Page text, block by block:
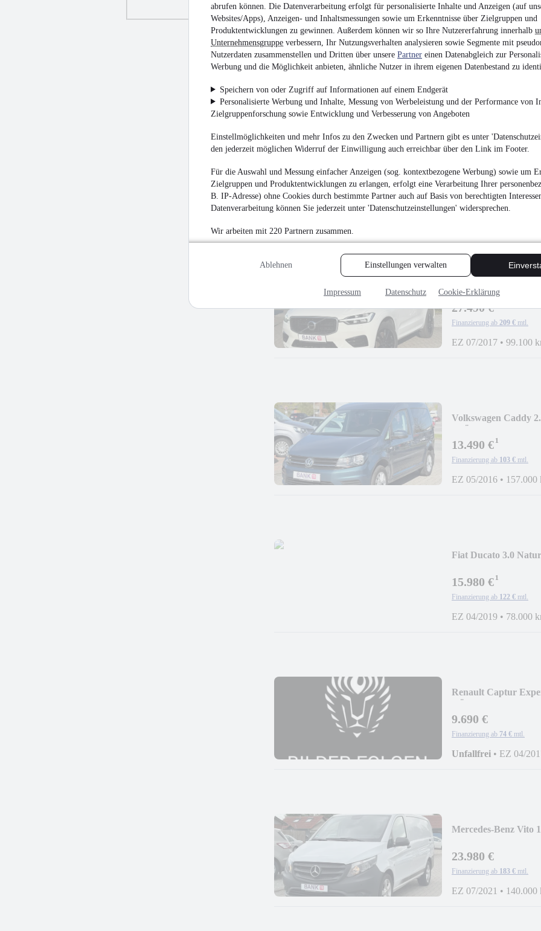
abrufen können. Die Datenverarbeitung erfolgt für personalisierte Inhalte und Anzeigen (auf
Websites/Apps), Anzeigen- und Inhaltsmessungen sowie um Erkenntnisse über Zielgruppen und
Produktentwicklungen zu gewinnen. Außerdem können wir so Ihre Nutzererfahrung innerhalb
Unternehmensgruppe verbessern, Ihr Nutzungsverhalten analysieren sowie Segmente mit
Nutzerdaten zusammenstellen und Dritten über unsere Partner einen Datenabgleich zur
Werbung und die Möglichkeit anbieten, ähnliche Nutzer in ihrem eigenen Datenbestand zu
Speichern von oder Zugriff auf Informationen auf einem Endgerät
Personalisierte Werbung und Inhalte, Messung von Werbeleistung und der Performance von
Zielgruppenforschung sowie Entwicklung und Verbesserung von Angeboten
Einstellmöglichkeiten und mehr Infos zu den Zwecken und Partnern gibt es unter
den jederzeit möglichen Widerruf der Einwilligung auch erreichbar über den Link im Footer.
Für die Auswahl und Messung einfacher Anzeigen (sog. kontextbezogene Werbung) sowie um
Zielgruppen und Produktentwicklungen zu erlangen, erfolgt eine Verarbeitung Ihrer
B. IP-Adresse) ohne Cookies durch bestimmte Partner auch auf Basis von berechtigten
Datenverarbeitung können Sie jederzeit unter 'Datenschutzeinstellungen' widersprechen.
Wir arbeiten mit 220 Partnern zusammen.
Ablehnen Einstellungen verwalten
Impressum Datenschutz Cookie-Erklärung
Volkswagen Golf 7
BENZIN/GAS SH
11.590 €¹
Finanzierung ab 89 € mtl.
EZ 03/2018•162.000
Skoda Superb 1.5
18.990 €
Finanzierung ab 145 € mtl.
EZ 04/2019•107.000
Volvo XC60 AWD
HUD ACC
27.490 €
Finanzierung ab 209 € mtl.
EZ 07/2017 • 99.100
Volkswagen Caddy
13.490 €¹
Finanzierung ab 103 € mtl.
EZ 05/2016 • 157.000
Fiat Ducato 3.0
15.980 €¹
Finanzierung ab 122 € mtl.
EZ 04/2019 • 78.000
Renault Captur
9.690 €
Finanzierung ab 74 € mtl.
Unfallfrei • EZ 04/
Mercedes-Benz
23.980 €
Finanzierung ab 183 € mtl.
EZ 07/2021 • 140.000